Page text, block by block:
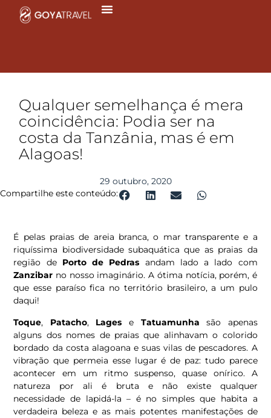
Qualquer semelhança é mera
coincidência: Podia ser na
costa da Tanzânia, mas é em
Alagoas!
29 outubro, 2020
Compartilhe este conteúdo:
É pelas praias de areia branca, o mar transparente e a
riquíssima biodiversidade subaquática que as praias da
região de Porto de Pedras andam lado a lado com
Zanzibar no nosso imaginário. A ótima notícia, porém, é
que esse paraíso fica no território brasileiro, a um pulo
daqui!
Toque, Patacho, Lages e Tatuamunha são apenas
alguns dos nomes de praias que alinhavam o colorido
bordado da costa alagoana e suas vilas de pescadores. A
vibração que permeia esse lugar é de paz: tudo parece
acontecer em um ritmo suspenso, quase onírico. A
natureza por ali é bruta e não existe qualquer
necessidade de lapidá-la – é no simples que habita a
verdadeira beleza e as mais potentes manifestações de